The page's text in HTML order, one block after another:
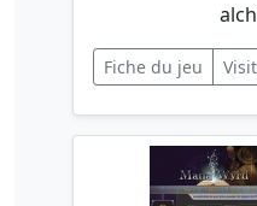
Fiche du jeu